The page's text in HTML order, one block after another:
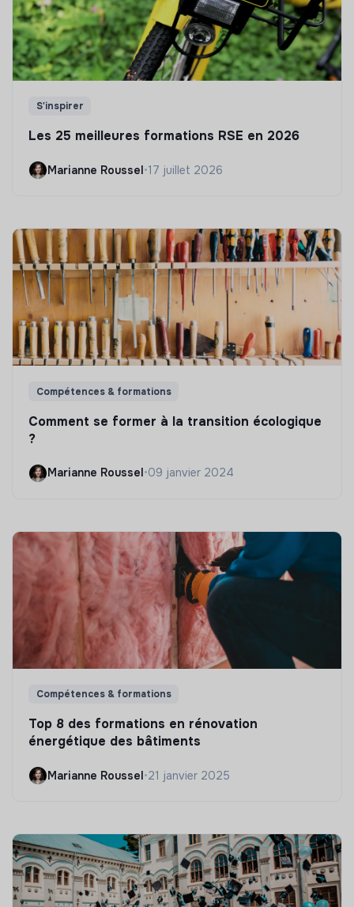
S'inspirer
Les 25 meilleures formations RSE en 2026
Marianne Roussel•17 juillet 2026
Compétences & formations
Comment se former à la transition écologique
?
Marianne Roussel•09 janvier 2024
Compétences & formations
Top 8 des formations en rénovation
énergétique des bâtiments
Marianne Roussel•21 janvier 2025